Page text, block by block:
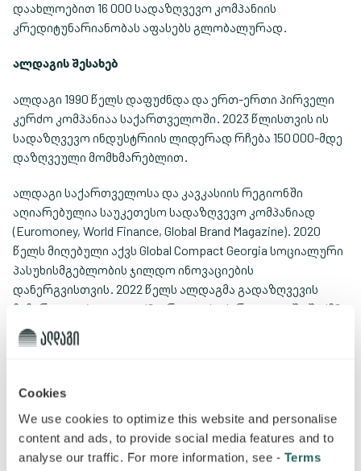
Cookies
We use cookies to optimize this website and personalise
content and ads, to provide social media features and to
analyse our traffic. For more information, see - Terms
დაახლოებით 16 000 სადაზღვევო კომპანიის
კრედიტუნარიანობას აფასებს გლობალურად.
ალდაგის შესახებ:
ალდაგი 1990 წელს დაფუძნდა და ერთ-ერთი პირველი
კერძო კომპანიაა საქართველოში. 2023 წლისთვის ის
სადაზღვევო ინდუსტრიის ლიდერად რჩება 150 000-მდე
დაზღვეული მომხმარებლით.
ალდაგი საქართველოსა და კავკასიის რეგიონში
აღიარებულია საუკეთესო სადაზღვევო კომპანიად
(Euromoney, World Finance, Global Brand Magazine). 2020
წელს მიღებული აქვს Global Compact Georgia სოციალური
პასუხისმგებლობის ჯილდო ინოვაციების
დანერგვისთვის. 2022 წელს ალდაგმა გადაზღვევის
მიმართულება დააფუძნა, რითაც საქართველოში შექმნა
პირველი პრეცედენტი, როდესაც სადაზღვევო კომპანია
ორივე სეგმენტში — დაზღვევისა და გადაზღვევის
ალდაგი წარმოდგენილია ქონებისა და
პასუხისმგებლობის (Property and Casualty (P&C)
დაზღვევის ბიზნესში და მომხმარებელს სთავაზობს 80-
ზე მეტ საცალო და კორპორატიულ სადაზღვევო